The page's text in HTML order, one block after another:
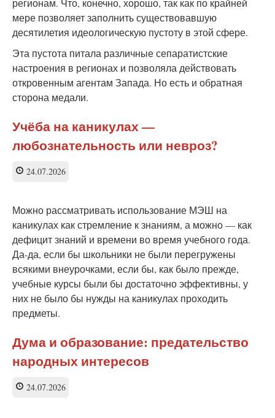
мере позволяет заполнить существовавшую
десятилетия идеологическую пустоту в этой сфере.
Эта пустота питала различные сепаратистские
настроения в регионах и позволяла действовать
откровенным агентам Запада. Но есть и обратная
сторона медали.
Учёба на каникулах —
любознательность или невроз?
24.07.2026
Можно рассматривать использование МЭШ на
каникулах как стремление к знаниям, а можно — как
дефицит знаний и времени во время учебного года.
Да-да, если бы школьники не были перегружены
всякими внеурочками, если бы, как было прежде,
учебные курсы были бы достаточно эффективны, у
них не было бы нужды на каникулах проходить
предметы.
Дума и образование: предательство
народных интересов
24.07.2026